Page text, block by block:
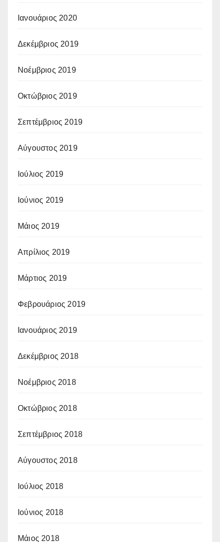
Ιανουάριος 2020
Δεκέμβριος 2019
Νοέμβριος 2019
Οκτώβριος 2019
Σεπτέμβριος 2019
Αύγουστος 2019
Ιούλιος 2019
Ιούνιος 2019
Μάιος 2019
Απρίλιος 2019
Μάρτιος 2019
Φεβρουάριος 2019
Ιανουάριος 2019
Δεκέμβριος 2018
Νοέμβριος 2018
Οκτώβριος 2018
Σεπτέμβριος 2018
Αύγουστος 2018
Ιούλιος 2018
Ιούνιος 2018
Μάιος 2018